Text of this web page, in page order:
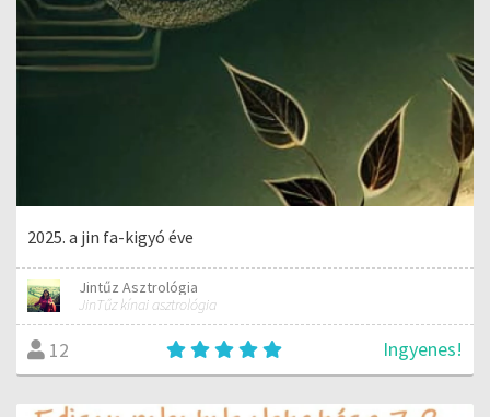
2025. a jin fa-kigyó éve
Jintűz Asztrológia
JinTűz kínai asztrológia
12 Ingyenes!